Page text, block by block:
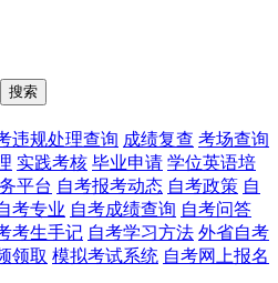
搜索
违规处理查询 成绩复查 考场查询
实践考核 毕业申请 学位英语培
平台 自考报考动态 自考政策 自
考专业 自考成绩查询 自考问答
考生手记 自考学习方法 外省自考
领取 模拟考试系统 自考网上报名